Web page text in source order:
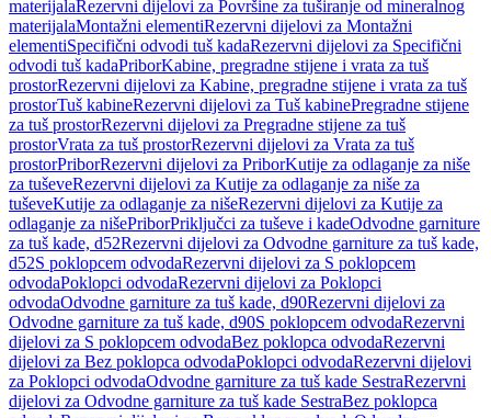
materijalaRezervni dijelovi za Površine za tuširanje od mineralnog
materijalaMontažni elementiRezervni dijelovi za Montažni
elementiSpecifični odvodi tuš kadaRezervni dijelovi za Specifični
odvodi tuš kadaPriborKabine, pregradne stijene i vrata za tuš
prostorRezervni dijelovi za Kabine, pregradne stijene i vrata za tuš
prostorTuš kabineRezervni dijelovi za Tuš kabinePregradne stijene
za tuš prostorRezervni dijelovi za Pregradne stijene za tuš
prostorVrata za tuš prostorRezervni dijelovi za Vrata za tuš
prostorPriborRezervni dijelovi za PriborKutije za odlaganje za niše
za tuševeRezervni dijelovi za Kutije za odlaganje za niše za
tuševeKutije za odlaganje za nišeRezervni dijelovi za Kutije za
odlaganje za nišePriborPriključci za tuševe i kadeOdvodne garniture
za tuš kade, d52Rezervni dijelovi za Odvodne garniture za tuš kade,
d52S poklopcem odvodaRezervni dijelovi za S poklopcem
odvodaPoklopci odvodaRezervni dijelovi za Poklopci
odvodaOdvodne garniture za tuš kade, d90Rezervni dijelovi za
Odvodne garniture za tuš kade, d90S poklopcem odvodaRezervni
dijelovi za S poklopcem odvodaBez poklopca odvodaRezervni
dijelovi za Bez poklopca odvodaPoklopci odvodaRezervni dijelovi
za Poklopci odvodaOdvodne garniture za tuš kade SestraRezervni
dijelovi za Odvodne garniture za tuš kade SestraBez poklopca